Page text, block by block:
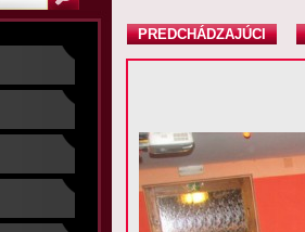
PREDCHÁDZAJÚCI